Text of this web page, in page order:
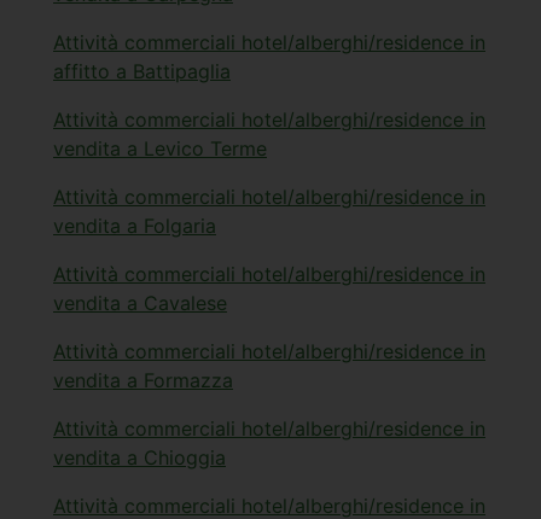
Attività commerciali hotel/alberghi/residence in
affitto a Battipaglia
Attività commerciali hotel/alberghi/residence in
vendita a Levico Terme
Attività commerciali hotel/alberghi/residence in
vendita a Folgaria
Attività commerciali hotel/alberghi/residence in
vendita a Cavalese
Attività commerciali hotel/alberghi/residence in
vendita a Formazza
Attività commerciali hotel/alberghi/residence in
vendita a Chioggia
Attività commerciali hotel/alberghi/residence in